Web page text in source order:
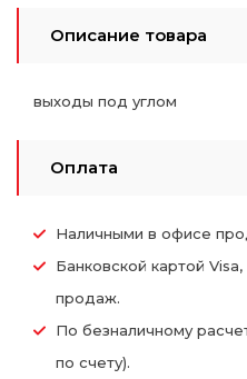
Описание товара
выходы под углом
Оплата
Наличными в офисе
Банковской картой
продаж.
По безналичному
по счету).